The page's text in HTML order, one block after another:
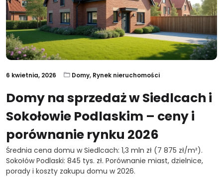
6 kwietnia, 2026 Domy, Rynek nieruchomości
Domy na sprzedaż w Siedlcach i
Sokołowie Podlaskim – ceny i
porównanie rynku 2026
Średnia cena domu w Siedlcach: 1,3 mln zł (7 875 zł/m²).
Sokołów Podlaski: 845 tys. zł. Porównanie miast, dzielnice,
porady i koszty zakupu domu w 2026.